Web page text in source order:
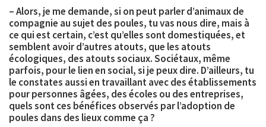
– Alors, je me demande, si on peut parler d’animaux de
compagnie au sujet des poules, tu vas nous dire, mais à
ce qui est certain, c’est qu’elles sont domestiquées, et
semblent avoir d’autres atouts, que les atouts
écologiques, des atouts sociaux. Sociétaux, même
parfois, pour le lien en social, si je peux dire. D’ailleurs, tu
le constates aussi en travaillant avec des établissements
pour personnes âgées, des écoles ou des entreprises,
quels sont ces bénéfices observés par l’adoption de
poules dans des lieux comme ça ?